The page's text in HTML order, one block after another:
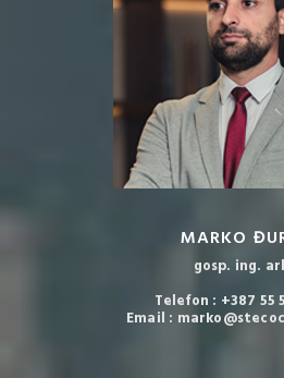
MARKO
gosp. ing.
Telefon : +387 55
Email :